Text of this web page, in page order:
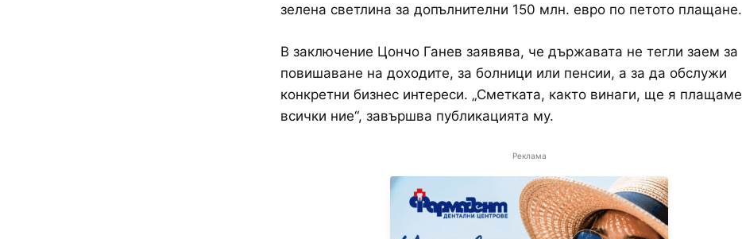
зелена светлина за допълнителни 150 млн. евро по петото плащане.
В заключение Цончо Ганев заявява, че държавата не тегли заем за
повишаване на доходите, за болници или пенсии, а за да обслужи
конкретни бизнес интереси. „Сметката, както винаги, ще я плащаме
всички ние“, завършва публикацията му.
Реклама